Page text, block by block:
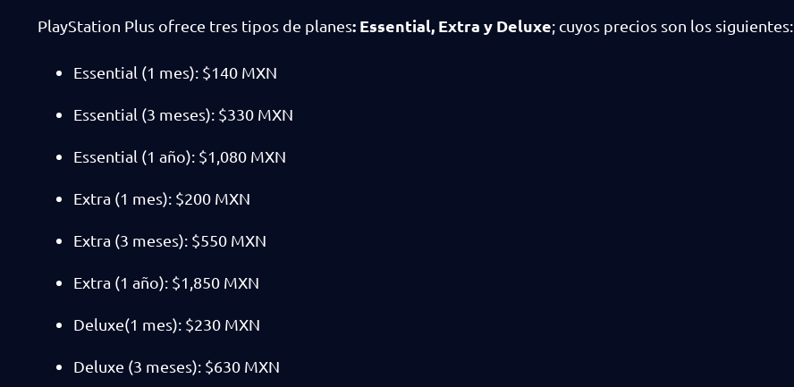
PlayStation Plus ofrece tres tipos de planes: Essential, Extra y Deluxe; cuyos precios son los siguientes:
Essential (1 mes): $140 MXN
Essential (3 meses): $330 MXN
Essential (1 año): $1,080 MXN
Extra (1 mes): $200 MXN
Extra (3 meses): $550 MXN
Extra (1 año): $1,850 MXN
Deluxe(1 mes): $230 MXN
Deluxe (3 meses): $630 MXN